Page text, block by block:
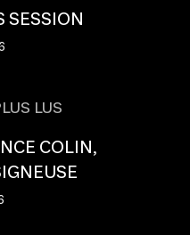
SESSION
LUS
COLIN,